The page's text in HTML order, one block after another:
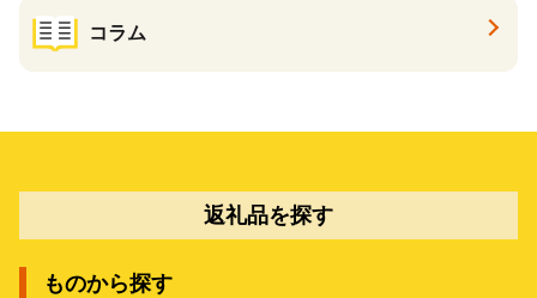
コラム
返礼品を探す
ものから探す